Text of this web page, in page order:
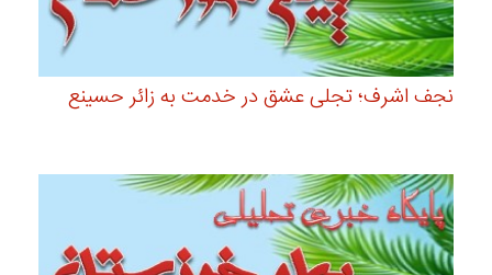
نجف اشرف؛ تجلی عشق در خدمت به زائر حسینع